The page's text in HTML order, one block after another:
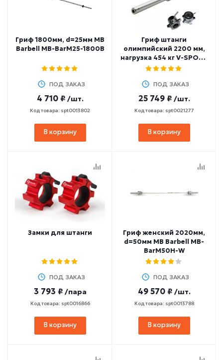
Гриф 1800мм, d=25мм MB
Barbell MB-BarM25-1800B
ПОД ЗАКАЗ
4 710 ₽ /шт.
Код товара: spt0013802
В корзину
Гриф штанги
олимпийский 2200 мм,
нагрузка 454 кг V-SPORT
L-001.1
ПОД ЗАКАЗ
25 749 ₽ /шт.
Код товара: spt0021277
В корзину
Замки для штанги
ПОД ЗАКАЗ
3 793 ₽ /пара
Код товара: spt0016866
В корзину
Гриф женский 2020мм,
d=50мм MB Barbell MB-
BarM50H-W
ПОД ЗАКАЗ
49 570 ₽ /шт.
Код товара: spt0013788
В корзину